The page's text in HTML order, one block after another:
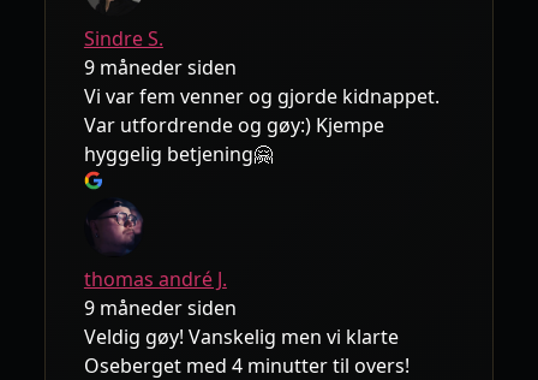
Sindre S.
9 måneder siden
Vi var fem venner og gjorde kidnappet.
Var utfordrende og gøy:) Kjempe
hyggelig betjening🤗
thomas andré J.
9 måneder siden
Veldig gøy! Vanskelig men vi klarte
Oseberget med 4 minutter til overs!